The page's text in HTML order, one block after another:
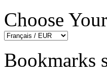
Choose
Bookmarks